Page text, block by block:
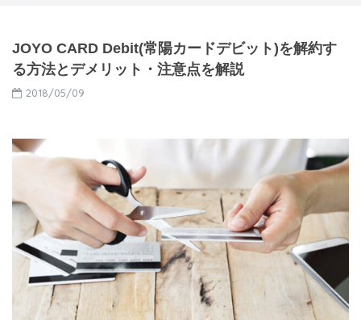
JOYO CARD Debit(常陽カードデビット)を解約す
る方法とデメリット・注意点を解説
2018/05/09